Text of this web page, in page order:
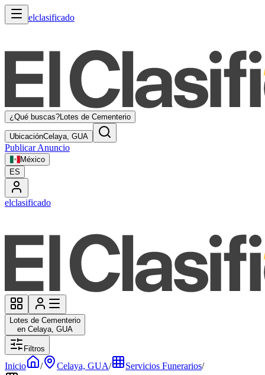
elclasificado
¿Qué buscas?Lotes de Cementerio
UbicaciónCelaya, GUA
Publicar Anuncio
México
ES
elclasificado
Lotes de Cementerio
en Celaya, GUA
Filtros
Inicio / Celaya, GUA/ Servicios Funerarios/